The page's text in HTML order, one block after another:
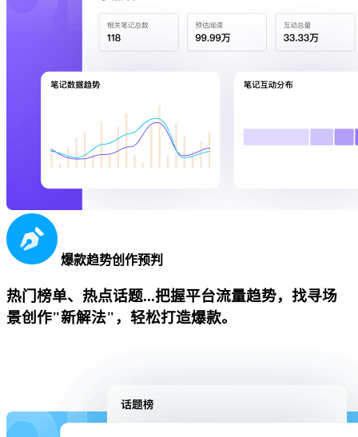
爆款趋势创作预判
热门榜单、热点话题...把握平台流量趋势，找寻场
景创作"新解法"，轻松打造爆款。